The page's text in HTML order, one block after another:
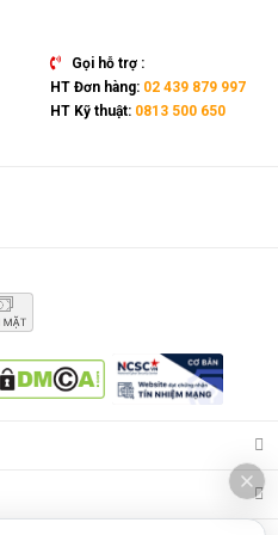
động là gì?
bao gồm: Làm lạnh, quạt gió,
dòng sản phẩm này còn được
và tiện ích đi kèm như: Hẹn
wifi,...
Gọi hỗ trợ :
HT Đơn hàng: 02 439 879 997
HT Kỹ thuật: 0813 500 650